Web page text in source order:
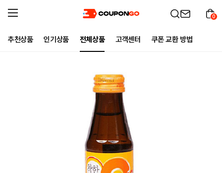
추천상품 인기상품 전체상품 고객센터 쿠폰 교환 방법
0